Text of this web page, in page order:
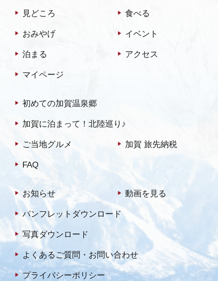
見どころ 食べる
おみやげ イベント
泊まる アクセス
マイページ
初めての加賀温泉郷
加賀に泊まって！北陸巡り♪
ご当地グルメ 加賀 旅先納税
FAQ
お知らせ 動画を見る
パンフレットダウンロード
写真ダウンロード
よくあるご質問・お問い合わせ
プライバシーポリシー